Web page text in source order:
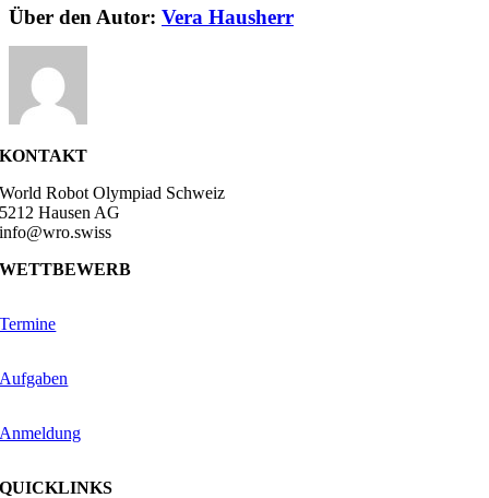
Facebook
X
Reddit
LinkedIn
WhatsApp
Telegram
Tumblr
Pinterest
Vk
Xing
E-
Über den Autor: Vera Hausherr
KONTAKT
World Robot Olympiad Schweiz
5212 Hausen AG
info@wro.swiss
WETTBEWERB
Termine
Aufgaben
Anmeldung
QUICKLINKS